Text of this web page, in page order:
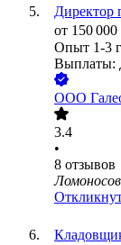
Директор
от 150 000
Опыт 1-3
Выплаты:
ООО
3.4
•
8 отзывов